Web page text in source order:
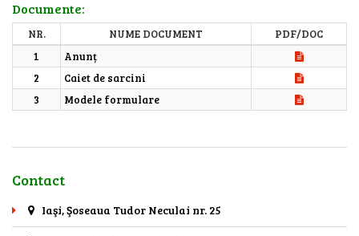
Documente:
NR. NUME DOCUMENT
PDF/DOC
1
Anunț
2
Caiet de sarcini
3
Modele formulare
Contact
Iaşi, Şoseaua Tudor Neculai nr. 25